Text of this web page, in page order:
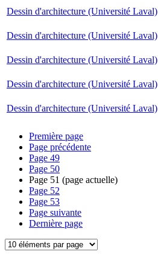
Dessin d'architecture (Université Laval)
Dessin d'architecture (Université Laval)
Dessin d'architecture (Université Laval)
Dessin d'architecture (Université Laval)
Dessin d'architecture (Université Laval)
Première page
Page précédente
Page 49
Page 50
Page 51 (page actuelle)
Page 52
Page 53
Page suivante
Dernière page